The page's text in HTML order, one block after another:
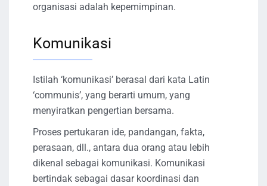
organisasi adalah kepemimpinan.
Komunikasi
Istilah ‘komunikasi’ berasal dari kata Latin
‘communis’, yang berarti umum, yang
menyiratkan pengertian bersama.
Proses pertukaran ide, pandangan, fakta,
perasaan, dll., antara dua orang atau lebih
dikenal sebagai komunikasi. Komunikasi
bertindak sebagai dasar koordinasi dan